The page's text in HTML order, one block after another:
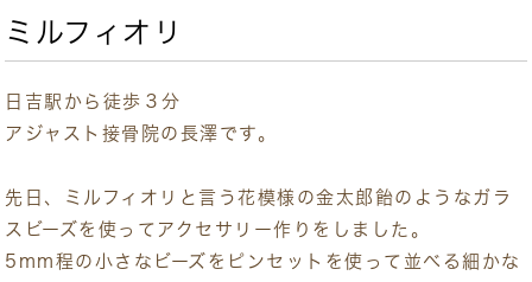
ミルフィオリ
日吉駅から徒歩３分
アジャスト接骨院の長澤です。
先日、ミルフィオリと言う花模様の金太郎飴のようなガラ
スビーズを使ってアクセサリー作りをしました。
5mm程の小さなビーズをピンセットを使って並べる細かな